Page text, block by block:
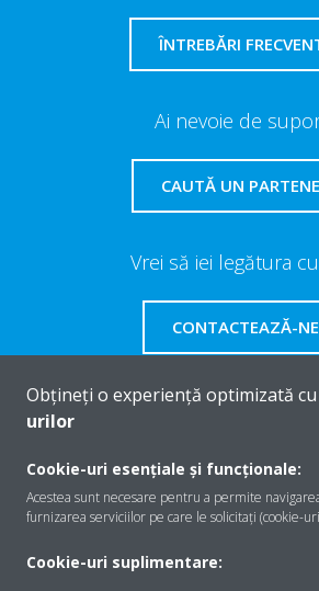
ÎNTREBĂRI
Ai nevoie de
CAUTĂ UN
Vrei să iei legătura
CONTACTEAZĂ-NE
Despre Daikin
Obțineți o experiență optimizată
urilor
Cookie-uri esențiale și funcționale:
Acestea sunt necesare pentru a permite
furnizarea serviciilor pe care le solicitați (cookie-
Cookie-uri suplimentare: